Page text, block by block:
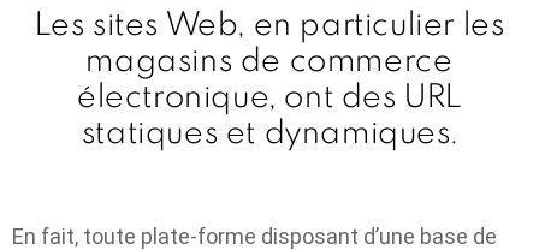
Les sites Web, en particulier les
magasins de commerce
électronique, ont des URL
statiques et dynamiques.
En fait, toute plate-forme disposant d’une base de